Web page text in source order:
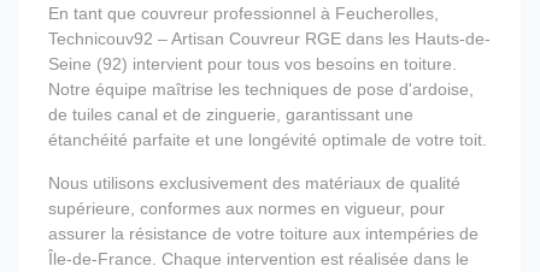
En tant que couvreur professionnel à Feucherolles,
Technicouv92 – Artisan Couvreur RGE dans les Hauts-de-
Seine (92) intervient pour tous vos besoins en toiture.
Notre équipe maîtrise les techniques de pose d'ardoise,
de tuiles canal et de zinguerie, garantissant une
étanchéité parfaite et une longévité optimale de votre toit.
Nous utilisons exclusivement des matériaux de qualité
supérieure, conformes aux normes en vigueur, pour
assurer la résistance de votre toiture aux intempéries de
Île-de-France. Chaque intervention est réalisée dans le